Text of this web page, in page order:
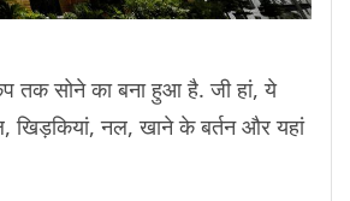
तक सोने का बना हुआ है. जी हां, ये
खिड़कियां, नल, खाने के बर्तन और यहां